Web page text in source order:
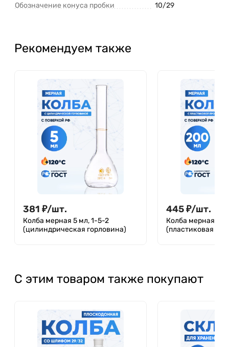
Обозначение конуса пробки 10/29
Рекомендуем также
381 ₽/шт.
Колба мерная 5 мл, 1-5-2
(цилиндрическая горловина)
445₽/шт.
Колба мерная
(пластиковая
С этим товаром также покупают